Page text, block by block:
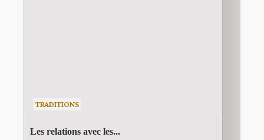
TRADITIONS
Les relations avec les...